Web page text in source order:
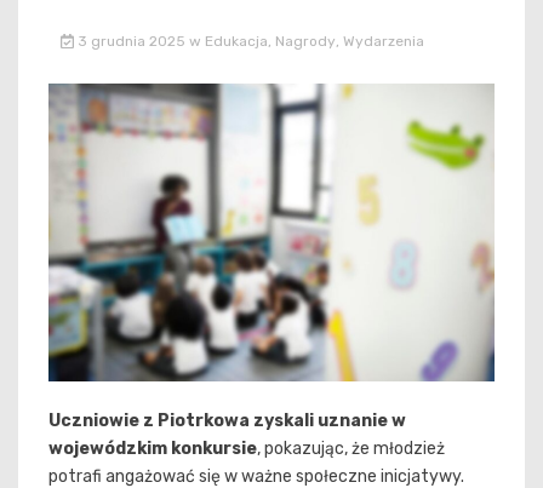
3 grudnia 2025 w Edukacja, Nagrody, Wydarzenia
Uczniowie z Piotrkowa zyskali uznanie w
wojewódzkim konkursie, pokazując, że młodzież
potrafi angażować się w ważne społeczne inicjatywy.